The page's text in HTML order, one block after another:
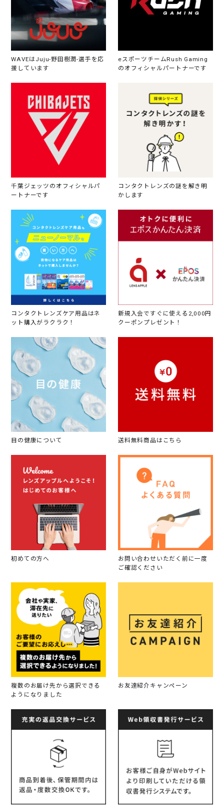
WAVEはJuju-野田樹潤-選手を応
援しています
eスポーツチームRush Gaming
のオフィシャルパートナーです
千葉ジェッツのオフィシャルパ
ートナーです
コンタクトレンズの謎を解き明
かします
コンタクトレンズケア用品はネ
ット購入がラクラク！
新規入会ですぐに使える2,000円
クーポンプレゼント！
目の健康について 送料無料商品はこちら
初めての方へ
お問い合わせいただく前に一度
ご確認ください
複数のお届け先から選択できる
ようになりました
お友達紹介キャンペーン